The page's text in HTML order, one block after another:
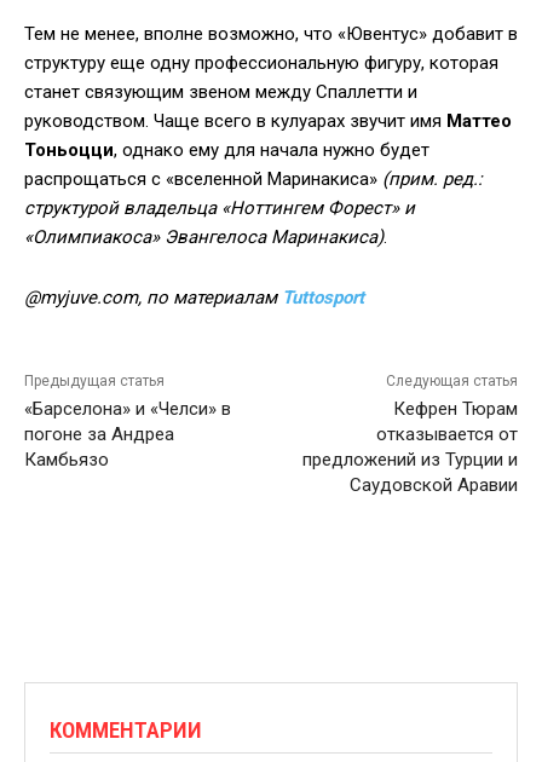
Тем не менее, вполне возможно, что «Ювентус» добавит в
структуру еще одну профессиональную фигуру, которая
станет связующим звеном между Спаллетти и
руководством. Чаще всего в кулуарах звучит имя Маттео
Тоньоцци, однако ему для начала нужно будет
распрощаться с «вселенной Маринакиса» (прим. ред.:
структурой владельца «Ноттингем Форест» и
«Олимпиакоса» Эвангелоса Маринакиса).
@myjuve.com, по материалам Tuttosport
Предыдущая статья
«Барселона» и «Челси» в
погоне за Андреа
Камбьязо
Следующая статья
Кефрен Тюрам
отказывается от
предложений из Турции и
Саудовской Аравии
КОММЕНТАРИИ